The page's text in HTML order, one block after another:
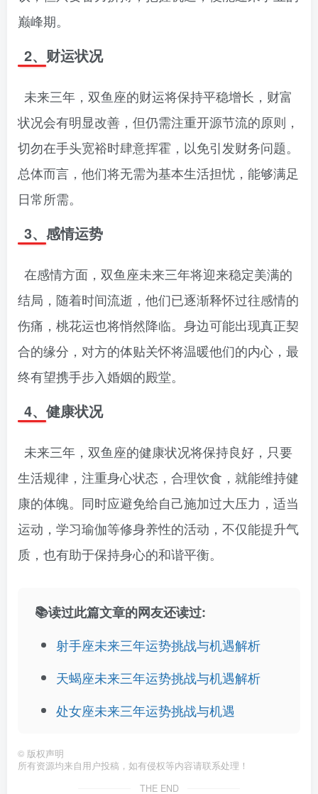
巅峰期。
2、财运状况
未来三年，双鱼座的财运将保持平稳增长，财富
状况会有明显改善，但仍需注重开源节流的原则，
切勿在手头宽裕时肆意挥霍，以免引发财务问题。
总体而言，他们将无需为基本生活担忧，能够满足
日常所需。
3、感情运势
在感情方面，双鱼座未来三年将迎来稳定美满的
结局，随着时间流逝，他们已逐渐释怀过往感情的
伤痛，桃花运也将悄然降临。身边可能出现真正契
合的缘分，对方的体贴关怀将温暖他们的内心，最
终有望携手步入婚姻的殿堂。
4、健康状况
未来三年，双鱼座的健康状况将保持良好，只要
生活规律，注重身心状态，合理饮食，就能维持健
康的体魄。同时应避免给自己施加过大压力，适当
运动，学习瑜伽等修身养性的活动，不仅能提升气
质，也有助于保持身心的和谐平衡。
📚读过此篇文章的网友还读过:
射手座未来三年运势挑战与机遇解析
天蝎座未来三年运势挑战与机遇解析
处女座未来三年运势挑战与机遇
© 版权声明
所有资源均来自用户投稿，如有侵权等内容请联系处理！
THE END